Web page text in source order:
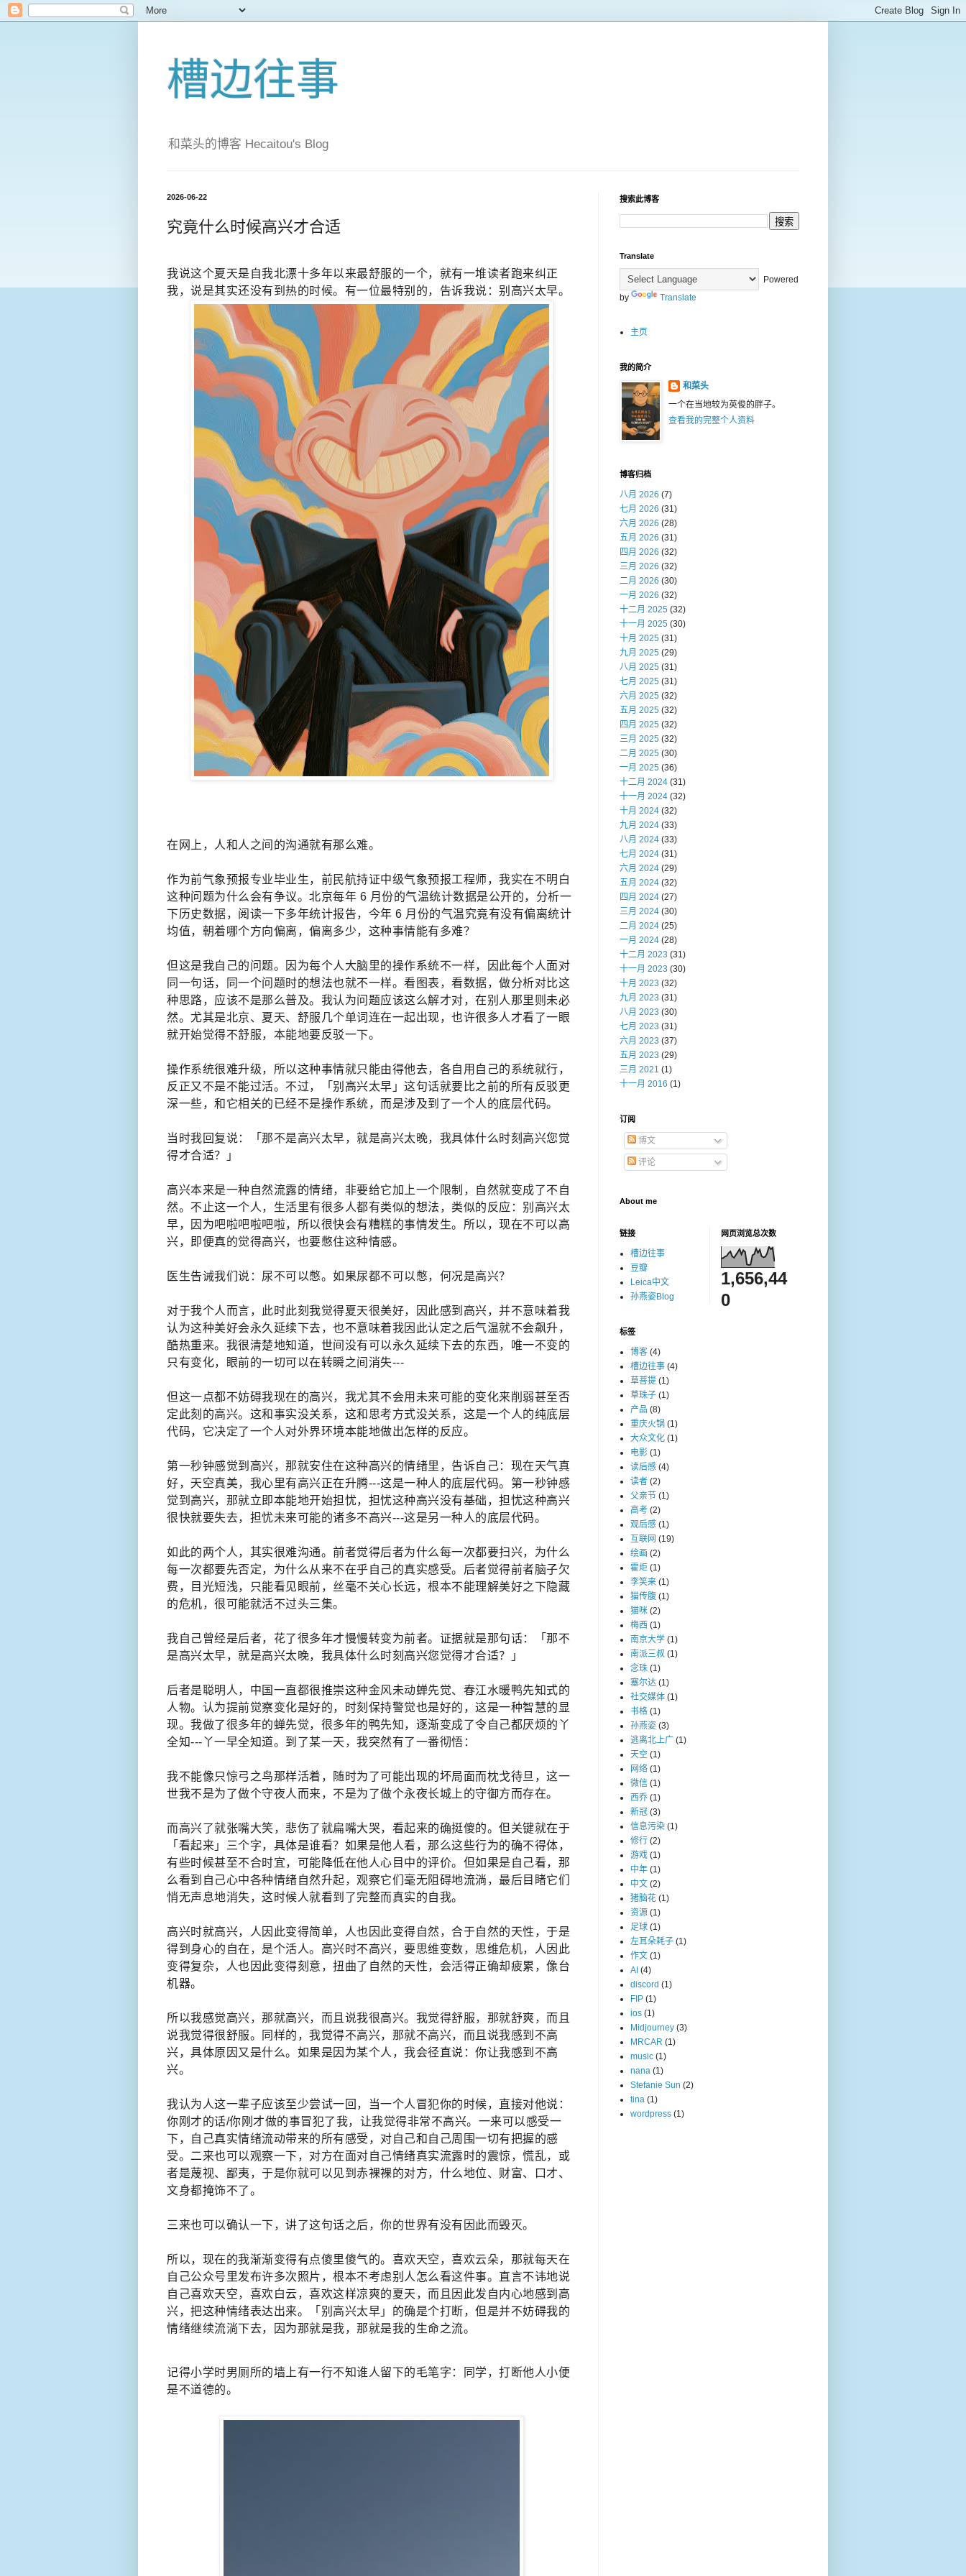
槽边往事
和菜头的博客 Hecaitou's Blog
2026-06-22
究竟什么时候高兴才合适
我说这个夏天是自我北漂十多年以来最舒服的一个，就有一堆读者跑来纠正
我，说是其实还没有到热的时候。有一位最特别的，告诉我说：别高兴太早。
在网上，人和人之间的沟通就有那么难。
作为前气象预报专业毕业生，前民航持证中级气象预报工程师，我实在不明白
这种问题为什么会有争议。北京每年 6 月份的气温统计数据是公开的，分析一
下历史数据，阅读一下多年统计报告，今年 6 月份的气温究竟有没有偏离统计
均值，朝着哪个方向偏离，偏离多少，这种事情能有多难？
但这是我自己的问题。因为每个人大脑里的操作系统不一样，因此每个人面对
同一句话，同一个问题时的想法也就不一样。看图表，看数据，做分析对比这
种思路，应该不是那么普及。我认为问题应该这么解才对，在别人那里则未必
然。尤其是北京、夏天、舒服几个单词连在一起出现，也许很多人才看了一眼
就开始觉得不舒服，本能地要反驳一下。
操作系统很难升级，所以这种事情就只能由得他去，各自用自己的系统就行，
反正又不是不能过活。不过，「别高兴太早」这句话就要比之前的所有反驳更
深一些，和它相关的已经不是操作系统，而是涉及到了一个人的底层代码。
当时我回复说：「那不是高兴太早，就是高兴太晚，我具体什么时刻高兴您觉
得才合适？」
高兴本来是一种自然流露的情绪，非要给它加上一个限制，自然就变成了不自
然。不止这一个人，生活里有很多人都有类似的想法，类似的反应：别高兴太
早，因为吧啦吧啦吧啦，所以很快会有糟糕的事情发生。所以，现在不可以高
兴，即便真的觉得高兴，也要憋住这种情感。
医生告诫我们说：尿不可以憋。如果尿都不可以憋，何况是高兴？
对于我个人而言，此时此刻我觉得夏天很美好，因此感到高兴，并不意味着我
认为这种美好会永久延续下去，也不意味着我因此认定之后气温就不会飙升，
酷热重来。我很清楚地知道，世间没有可以永久延续下去的东西，唯一不变的
只有变化，眼前的一切可以在转瞬之间消失---
但这一点都不妨碍我现在的高兴，我尤其不会用未来可能的变化来削弱甚至否
定此刻的高兴。这和事实没关系，这和思考方式没关系，这是一个人的纯底层
代码，它决定了一个人对外界环境本能地做出怎样的反应。
第一秒钟感觉到高兴，那就安住在这种高兴的情绪里，告诉自己：现在天气真
好，天空真美，我心里有高兴正在升腾---这是一种人的底层代码。第一秒钟感
觉到高兴，那就立即本能地开始担忧，担忧这种高兴没有基础，担忧这种高兴
很快就要失去，担忧未来可能的诸多不高兴---这是另一种人的底层代码。
如此的两个人，其实很难沟通。前者觉得后者为什么每一次都要扫兴，为什么
每一次都要先否定，为什么从来不在乎自己的真实感受。后者觉得前者脑子欠
费，目光短浅，只能看见眼前，丝毫不关心长远，根本不能理解美好之下隐藏
的危机，很可能就活不过头三集。
我自己曾经是后者，花了很多年才慢慢转变为前者。证据就是那句话：
「那不
是高兴太早，就是高兴太晚，我具体什么时刻高兴您觉得才合适？」
后者是聪明人，中国一直都很推崇这种金风未动蝉先觉、春江水暖鸭先知式的
人物。认为提前觉察变化是好的，时刻保持警觉也是好的，这是一种智慧的显
现。我做了很多年的蝉先觉，很多年的鸭先知，逐渐变成了令自己都厌烦的丫
全知---丫一早全知道。到了某一天，我突然有了一番彻悟：
我不能像只惊弓之鸟那样活着，随时为了可能出现的坏局面而枕戈待旦，这一
世我不是为了做个守夜人而来，不是为了做个永夜长城上的守御方而存在。
而高兴了就张嘴大笑，悲伤了就扁嘴大哭，看起来的确挺傻的。但关键就在于
「看起来」三个字，具体是谁看？如果是他人看，那么这些行为的确不得体，
有些时候甚至不合时宜，可能降低在他人心目中的评价。但如果是自己看，那
么看到自己心中各种情绪自然升起，观察它们毫无阻碍地流淌，最后目睹它们
悄无声息地消失，这时候人就看到了完整而真实的自我。
高兴时就高兴，人因此变得简单，人也因此变得自然，合于自然的天性，于是
得到身心的自在，是个活人。高兴时不高兴，要思维变数，思维危机，人因此
变得复杂，人也因此变得刻意，扭曲了自然的天性，会活得正确却疲累，像台
机器。
所以我感觉高兴，那就高兴，而且说我很高兴。我觉得舒服，那就舒爽，而且
说我觉得很舒服。同样的，我觉得不高兴，那就不高兴，而且说我感到不高
兴，具体原因又是什么。如果是因为某个人，我会径直说：你让我感到不高
兴。
我认为人这一辈子应该至少尝试一回，当一个人冒犯你的时候，直接对他说：
你刚才的话/你刚才做的事冒犯了我，让我觉得非常不高兴。一来可以感受一
下，自己真实情绪流动带来的所有感受，对自己和自己周围一切有把握的感
受。二来也可以观察一下，对方在面对自己情绪真实流露时的震惊，慌乱，或
者是蔑视、鄙夷，于是你就可以见到赤裸裸的对方，什么地位、财富、口才、
文身都掩饰不了。
三来也可以确认一下，讲了这句话之后，你的世界有没有因此而毁灭。
所以，现在的我渐渐变得有点傻里傻气的。喜欢天空，喜欢云朵，那就每天在
自己公众号里发布许多次照片，根本不考虑别人怎么看这件事。直言不讳地说
自己喜欢天空，喜欢白云，喜欢这样凉爽的夏天，而且因此发自内心地感到高
兴，把这种情绪表达出来。「别高兴太早」的确是个打断，但是并不妨碍我的
情绪继续流淌下去，因为那就是我，那就是我的生命之流。
记得小学时男厕所的墙上有一行不知谁人留下的毛笔字：同学，打断他人小便
是不道德的。
搜索此博客
Translate
Powered
by
Translate
主页
我的简介
和菜头
一个在当地较为英俊的胖子。
查看我的完整个人资料
博客归档
八月 2026 (7)
七月 2026 (31)
六月 2026 (28)
五月 2026 (31)
四月 2026 (32)
三月 2026 (32)
二月 2026 (30)
一月 2026 (32)
十二月 2025 (32)
十一月 2025 (30)
十月 2025 (31)
九月 2025 (29)
八月 2025 (31)
七月 2025 (31)
六月 2025 (32)
五月 2025 (32)
四月 2025 (32)
三月 2025 (32)
二月 2025 (30)
一月 2025 (36)
十二月 2024 (31)
十一月 2024 (32)
十月 2024 (32)
九月 2024 (33)
八月 2024 (33)
七月 2024 (31)
六月 2024 (29)
五月 2024 (32)
四月 2024 (27)
三月 2024 (30)
二月 2024 (25)
一月 2024 (28)
十二月 2023 (31)
十一月 2023 (30)
十月 2023 (32)
九月 2023 (31)
八月 2023 (30)
七月 2023 (31)
六月 2023 (37)
五月 2023 (29)
三月 2021 (1)
十一月 2016 (1)
订阅
博文
评论
About me
链接
槽边往事
豆瓣
Leica中文
孙燕姿Blog
网页浏览总次数
1,656,44
0
标签
博客 (4)
槽边往事 (4)
草菩提 (1)
草珠子 (1)
产品 (8)
重庆火锅 (1)
大众文化 (1)
电影 (1)
读后感 (4)
读者 (2)
父亲节 (1)
高考 (2)
观后感 (1)
互联网 (19)
绘画 (2)
霍炬 (1)
李笑来 (1)
猫传腹 (1)
猫咪 (2)
梅西 (1)
南京大学 (1)
南派三叔 (1)
念珠 (1)
塞尔达 (1)
社交媒体 (1)
书格 (1)
孙燕姿 (3)
逃离北上广 (1)
天空 (1)
网络 (1)
微信 (1)
西乔 (1)
新冠 (3)
信息污染 (1)
修行 (2)
游戏 (1)
中年 (1)
中文 (2)
猪脑花 (1)
资源 (1)
足球 (1)
左耳朵耗子 (1)
作文 (1)
AI (4)
discord (1)
FIP (1)
ios (1)
Midjourney (3)
MRCAR (1)
music (1)
nana (1)
Stefanie Sun (2)
tina (1)
wordpress (1)